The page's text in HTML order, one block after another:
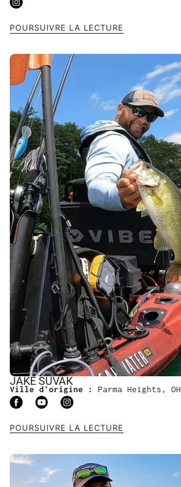
POURSUIVRE LA LECTURE
JAKE SUVAK
Ville d'origine : Parma Heights, OH
POURSUIVRE LA LECTURE